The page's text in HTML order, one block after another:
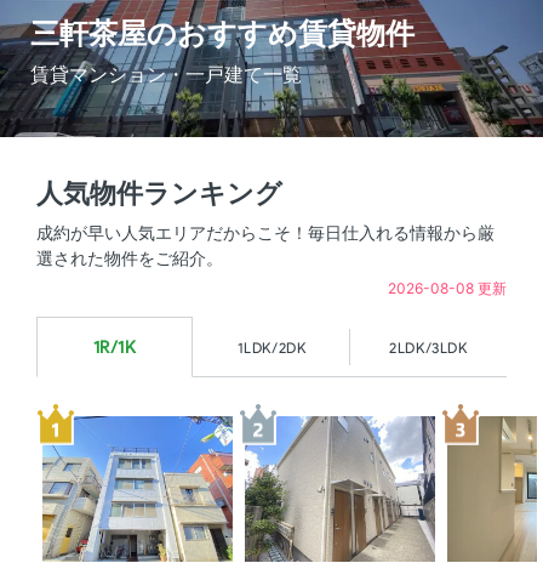
三軒茶屋のおすすめ賃貸物件
賃貸マンション・一戸建て一覧
人気物件ランキング
成約が早い人気エリアだからこそ！毎日仕入れる情報から厳
選された物件をご紹介。
2026-08-08 更新
1R/1K 1LDK/2DK 2LDK/3LDK